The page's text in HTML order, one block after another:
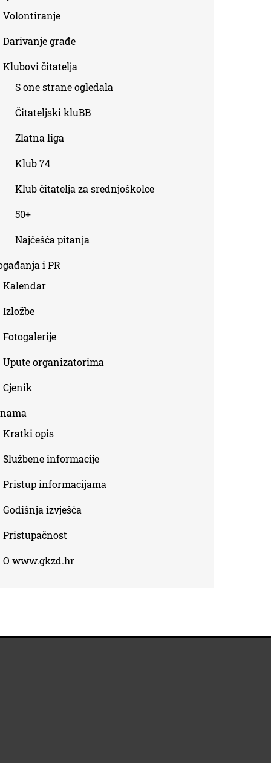
Volontiranje
Darivanje građe
Klubovi čitatelja
S one strane ogledala
Čitateljski kluBB
Zlatna liga
Klub 74
Klub čitatelja za srednjoškolce
50+
Najčešća pitanja
i PR
Kalendar
Izložbe
Fotogalerije
Upute organizatorima
Cjenik
Kratki opis
Službene informacije
Pristup informacijama
Godišnja izvješća
Pristupačnost
O www.gkzd.hr